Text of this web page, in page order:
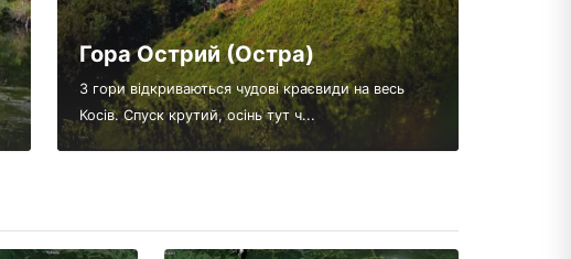
Гора Острий (Остра)
З гори відкриваються чудові краєвиди на весь
Косів. Спуск крутий, осінь тут ч...